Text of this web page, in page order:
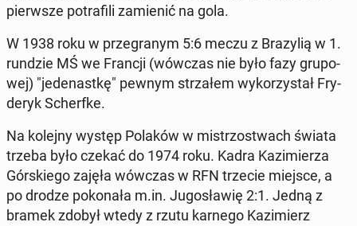
pierw­sze po­tra­fi­li za­mie­nić na gola.
W 1938 roku w prze­gra­nym 5:6 meczu z Bra­zy­lią w 1.
rundzie MŚ we Francji (wówczas nie było fazy gru­po­
wej) "je­de­nast­kę" pewnym strza­łem wy­ko­rzy­stał Fry­
de­ryk Scherf­ke.
Na kolejny występ Polaków w mi­strzo­stwach świata
trzeba było czekać do 1974 roku. Kadra Ka­zi­mie­rza
Gór­skie­go zajęła wówczas w RFN trzecie miejsce, a
po drodze po­ko­na­ła m.in. Ju­go­sła­wię 2:1. Jedną z
bramek zdobył wtedy z rzutu karnego Ka­zi­mierz